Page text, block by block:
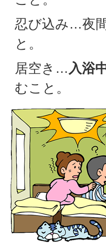
忍び込み…夜
と。
居空き… 入浴
むこと。